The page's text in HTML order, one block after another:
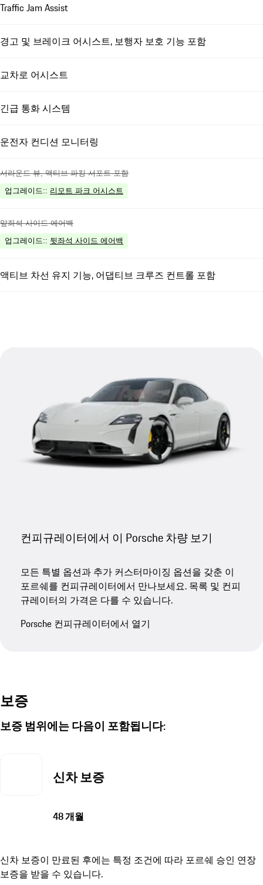
Traffic Jam Assist
경고 및 브레이크 어시스트, 보행자 보호 기능 포함
교차로 어시스트
긴급 통화 시스템
운전자 컨디션 모니터링
서라운드 뷰, 액티브 파킹 서포트 포함
업그레이드:: 리모트 파크 어시스트
앞좌석 사이드 에어백
업그레이드:: 뒷좌석 사이드 에어백
액티브 차선 유지 기능, 어댑티브 크루즈 컨트롤 포함
컨피규레이터에서 이 Porsche 차량 보기
모든 특별 옵션과 추가 커스터마이징 옵션을 갖춘 이
포르쉐를 컨피규레이터에서 만나보세요. 목록 및 컨피
규레이터의 가격은 다를 수 있습니다.
Porsche 컨피규레이터에서 열기
보증
보증 범위에는 다음이 포함됩니다:
신차 보증
48 개월
신차 보증이 만료된 후에는 특정 조건에 따라 포르쉐 승인 연장
보증을 받을 수 있습니다.